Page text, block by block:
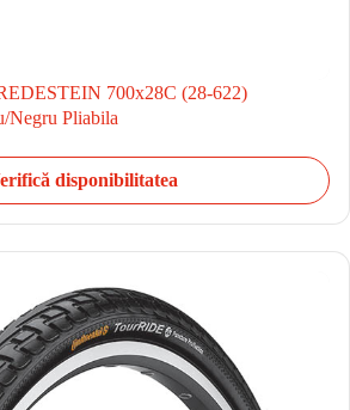
700x28C (28-622)
Pliabila
disponibilitatea